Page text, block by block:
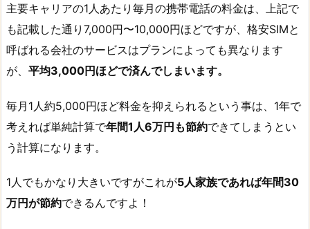
主要キャリアの1人あたり毎月の携帯電話の料金は、上記で
も記載した通り7,000円〜10,000円ほどですが、格安SIMと
呼ばれる会社のサービスはプランによっても異なります
が、 平均3,000円ほどで済んでしまいます。
毎月1人約5,000円ほど料金を抑えられるという事は、1年で
考えれば単純計算で年間1人6万円も節約できてしまうとい
う計算になります。
1人でもかなり大きいですがこれが5人家族であれば年間30
万円が節約できるんですよ！